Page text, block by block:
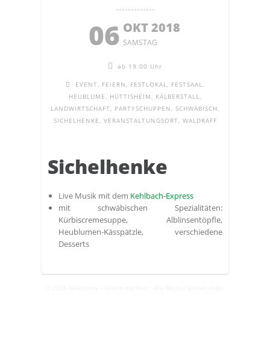
06 OKT 2018
SAMSTAG
ab 19.00 Uhr
EVENT, FEIERN, FESTLOKAL, FESTSAAL,
HEUBLUME, HÜTTISHEIM, KÄLBERSTALL,
LANDWIRTSCHAFT, PARTYSCHUPPEN, SCHWÄBISCH,
SICHELHENKE, VERANSTALTUNGSORT, WALDRAFF
Sichelhenke
Live Musik mit dem Kehlbach-Express
mit schwäbischen Spezialitäten:
Kürbiscremesuppe, Alblinsentöpfle,
Heublumen-Kässpätzle, verschiedene
Desserts